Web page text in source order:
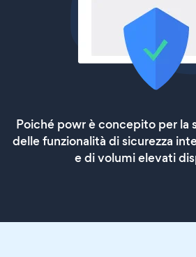
Poiché powr è concepito per la
delle funzionalità di sicurezza
e di volumi elevati